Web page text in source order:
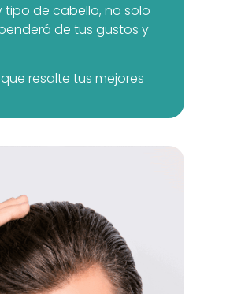
de cabello, no solo
de tus gustos y
resalte tus mejores